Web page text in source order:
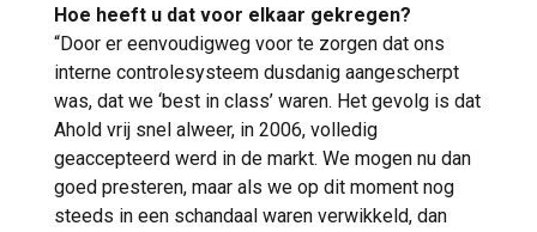
Hoe heeft u dat voor elkaar gekregen?
“Door er eenvoudigweg voor te zorgen dat ons
interne controlesysteem dusdanig aangescherpt
was, dat we ‘best in class’ waren. Het gevolg is dat
Ahold vrij snel alweer, in 2006, volledig
geaccepteerd werd in de markt. We mogen nu dan
goed presteren, maar als we op dit moment nog
steeds in een schandaal waren verwikkeld, dan